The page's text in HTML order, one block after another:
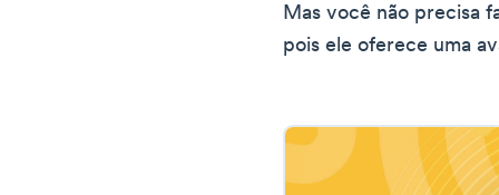
Mas você não precisa
pois ele oferece uma